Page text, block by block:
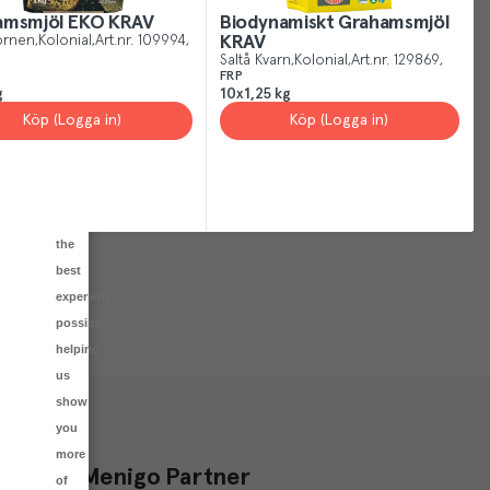
EKO KRAV
Kolonial Art.nr. 109994
Köp (Logga in)
Biodynamiskt Grahamsmjöl
KRAV
Saltå Kvarn Kolonial Art.nr. 129869
FRP
10x1,25 kg
Köp (Logga in)
del av Menigo Partner
other
sites,
cookies.
Our
the
best
experience
possible,
helping
us
show
you
more
of